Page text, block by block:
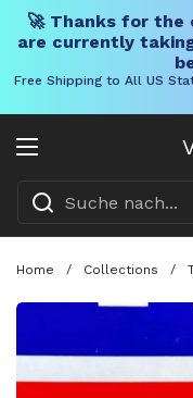
🚀 Thanks for the
are currently
Free Shipping to All US
Menü öffnen
Home / Collections /